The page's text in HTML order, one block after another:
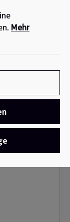
Mehr